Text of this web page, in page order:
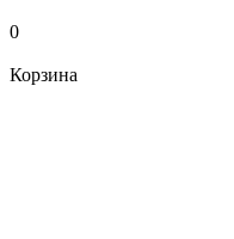
0
Корзина